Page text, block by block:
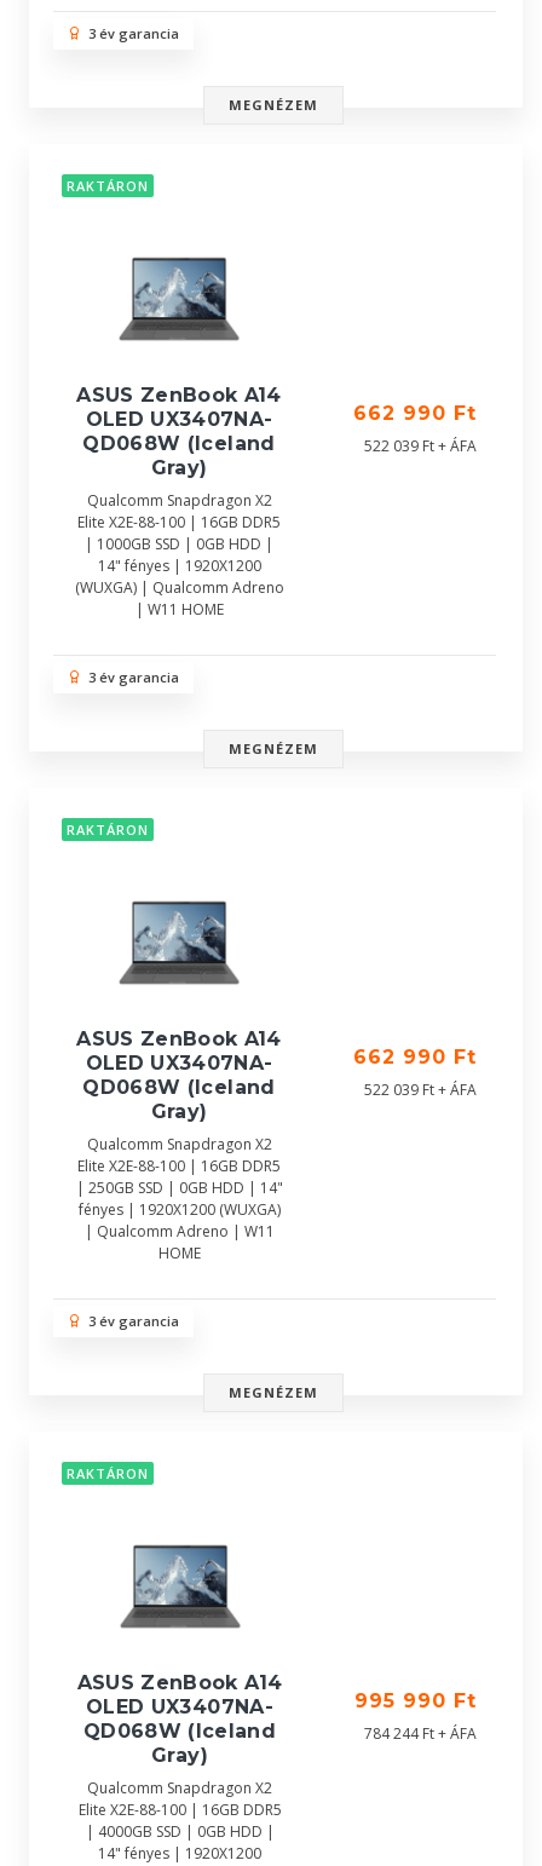
3 év garancia
MEGNÉZEM
RAKTÁRON
ASUS ZenBook A14
OLED UX3407NA-
QD068W (Iceland
Gray)
Qualcomm Snapdragon X2
Elite X2E-88-100 | 16GB DDR5
| 1000GB SSD | 0GB HDD |
14" fényes | 1920X1200
(WUXGA) | Qualcomm Adreno
| W11 HOME
662 990 Ft
522 039 Ft + ÁFA
3 év garancia
MEGNÉZEM
RAKTÁRON
ASUS ZenBook A14
OLED UX3407NA-
QD068W (Iceland
Gray)
Qualcomm Snapdragon X2
Elite X2E-88-100 | 16GB DDR5
| 250GB SSD | 0GB HDD | 14"
fényes | 1920X1200 (WUXGA)
| Qualcomm Adreno | W11
HOME
662 990 Ft
522 039 Ft + ÁFA
3 év garancia
MEGNÉZEM
RAKTÁRON
ASUS ZenBook A14
OLED UX3407NA-
QD068W (Iceland
Gray)
Qualcomm Snapdragon X2
Elite X2E-88-100 | 16GB DDR5
| 4000GB SSD | 0GB HDD |
14" fényes | 1920X1200
995 990 Ft
784 244 Ft + ÁFA